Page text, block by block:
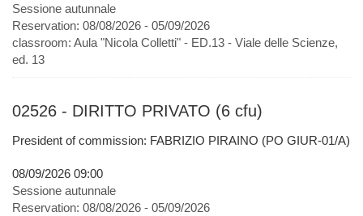
Sessione autunnale
Reservation: 08/08/2026 - 05/09/2026
classroom: Aula "Nicola Colletti" - ED.13 - Viale delle Scienze,
ed. 13
02526 - DIRITTO PRIVATO (6 cfu)
President of commission: FABRIZIO PIRAINO (PO GIUR-01/A)
08/09/2026 09:00
Sessione autunnale
Reservation: 08/08/2026 - 05/09/2026